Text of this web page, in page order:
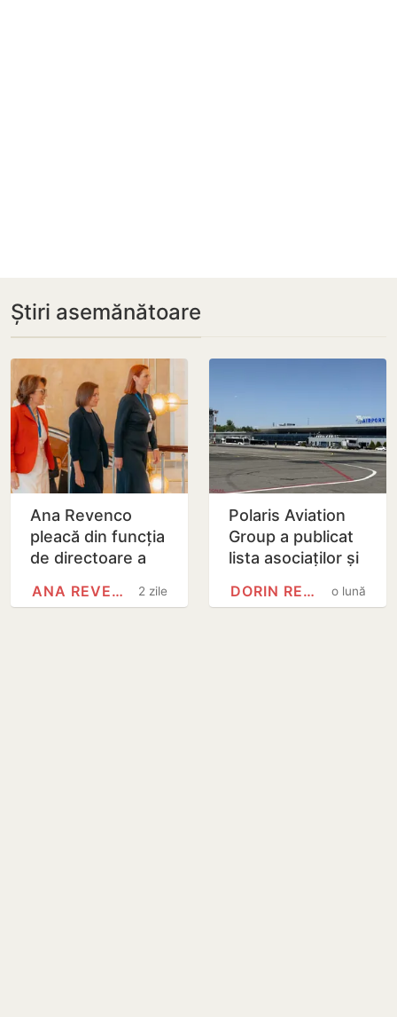
Știri asemănătoare
Ana Revenco
pleacă din funcția
de directoare a
Comunicare
2 zile
ANA REVENCO
Polaris Aviation
Group a publicat
lista asociaților și
informațiile
o lună
DORIN RECEAN